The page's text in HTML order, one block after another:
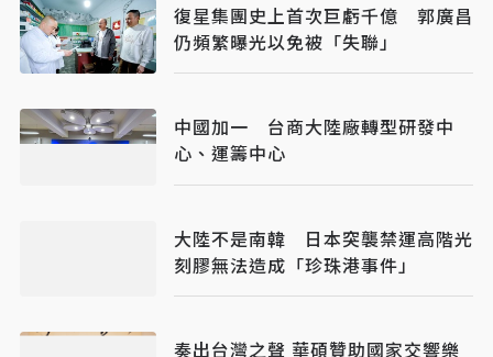
復星集團史上首次巨虧千億 郭廣昌
仍頻繁曝光以免被「失聯」
中國加一 台商大陸廠轉型研發中
心、運籌中心
大陸不是南韓 日本突襲禁運高階光
刻膠無法造成「珍珠港事件」
奏出台灣之聲 華碩贊助國家交響樂